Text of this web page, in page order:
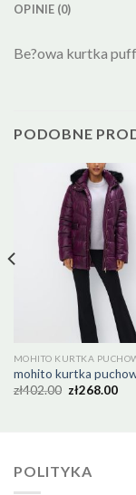
OPINIE (0)
Be?owa kurtka
PODOBNE
MOHITO KURTKA
mohito kurtka
zł402.00 zł268.00
POLITYKA